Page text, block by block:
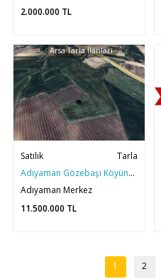
2.000.000 TL
Arsa Tarla İlanları
Satılık
Tarla
Adıyaman Gözebaşı Köyünde Satılık 12 Dönüm Asfalta Yakın Arazi
Adıyaman Merkez
11.500.000 TL
1 2